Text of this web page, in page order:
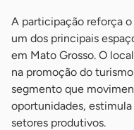
A participação reforça
um dos principais
em Mato Grosso. O
na promoção do
segmento que
oportunidades,
setores produtivos.